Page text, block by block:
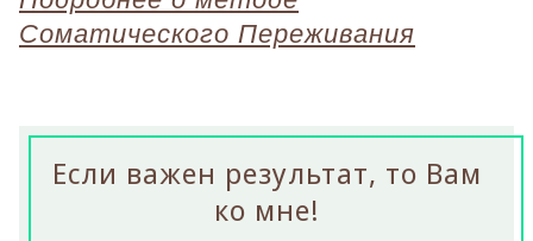
Соматического Переживания
Если важен результат, то Вам
ко мне!